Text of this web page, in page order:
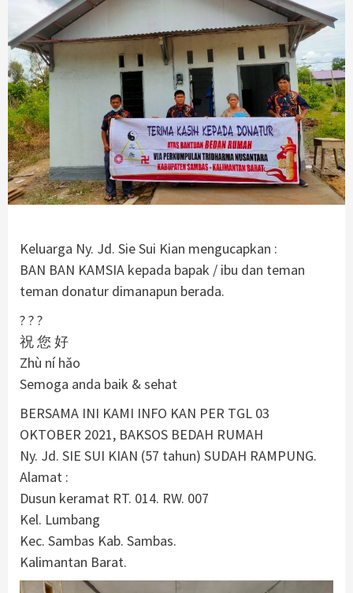
Keluarga Ny. Jd. Sie Sui Kian mengucapkan :
BAN BAN KAMSIA kepada bapak / ibu dan teman
teman donatur dimanapun berada.
? ? ?
祝 您 好
Zhù ní hǎo
Semoga anda baik & sehat
BERSAMA INI KAMI INFO KAN PER TGL 03
OKTOBER 2021, BAKSOS BEDAH RUMAH
Ny. Jd. SIE SUI KIAN (57 tahun) SUDAH RAMPUNG.
Alamat :
Dusun keramat RT. 014. RW. 007
Kel. Lumbang
Kec. Sambas Kab. Sambas.
Kalimantan Barat.